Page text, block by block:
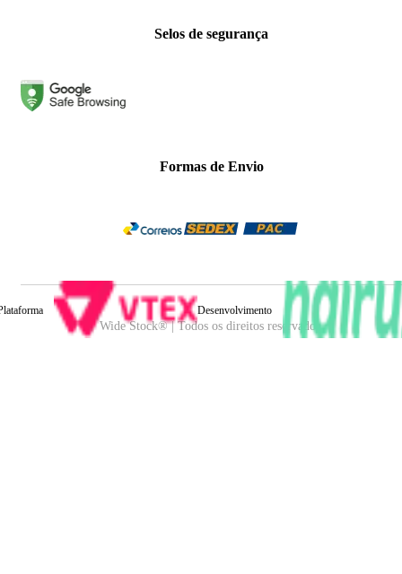
Selos de segurança
Formas de Envio
Wide Stock® | Todos os direitos reservados.
Desenvolvimento